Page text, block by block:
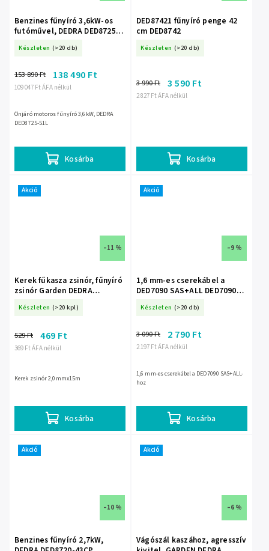
Benzines fűnyíró 3,6kW-os
futóművel, DEDRA DED8725-
Készleten (>20 db)
109 047 Ft ÁFA nélkül
153 890 Ft 138 490 Ft
Kosárba
Önjáró motoros fűnyíró 3,6kW, DEDRA
DED8725-51L
DED87421 fűnyíró penge 42
cm DED8742
Készleten (>20 db)
2 827 Ft ÁFA nélkül
3 990 Ft 3 590 Ft
Kosárba
Akció
–11 %
Kerek fűkasza zsinór, fűnyíró
zsinór Garden DEDRA
Készleten (>20 kpl)
369 Ft ÁFA nélkül
529 Ft 469 Ft
Kosárba
Kerek zsinór 2,0mmx15m
Akció
–9 %
1,6 mm-es cserekábel a
DED7090 SAS+ALL DED70901-
Készleten (>20 db)
2 197 Ft ÁFA nélkül
3 090 Ft 2 790 Ft
Kosárba
1,6 mm-es cserekábel a DED7090 SAS+ALL-
hoz
Akció
–10 %
Benzines fűnyíró 2,7kW,
Akció
–6 %
Vágószál kaszához, agresszív